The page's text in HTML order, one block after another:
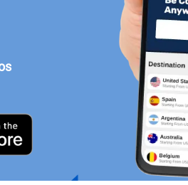
Cerrar ventana emergente